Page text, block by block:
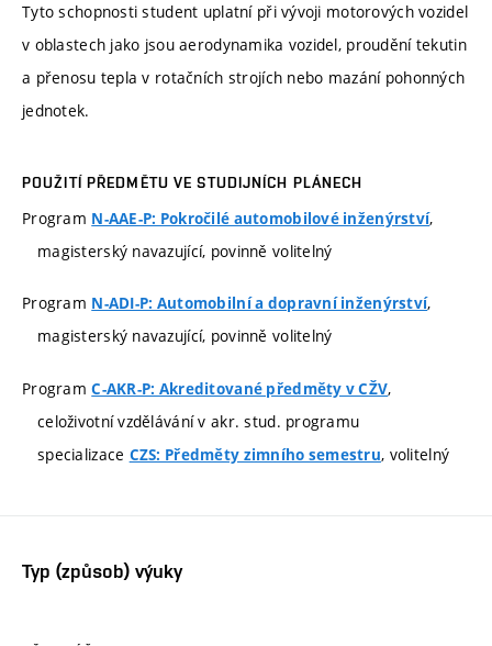
Tyto schopnosti student uplatní při vývoji motorových vozidel
v oblastech jako jsou aerodynamika vozidel, proudění tekutin
a přenosu tepla v rotačních strojích nebo mazání pohonných
jednotek.
POUŽITÍ PŘEDMĚTU VE STUDIJNÍCH PLÁNECH
Program N-AAE-P: Pokročilé automobilové inženýrství,
magisterský navazující, povinně volitelný
Program N-ADI-P: Automobilní a dopravní inženýrství,
magisterský navazující, povinně volitelný
ProgramC-AKR-P: Akreditované předměty v CŽV,
celoživotní vzdělávání v akr. stud. programu
specializace CZS: Předměty zimního semestru, volitelný
Typ (způsob) výuky